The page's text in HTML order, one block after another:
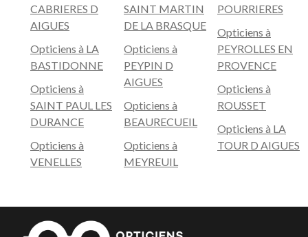
CABRIERES D
AIGUES
Opticiens à LA
BASTIDONNE
Opticiens à
SAINT PAUL LES
DURANCE
Opticiens à
VENELLES
SAINT MARTIN
DE LA BRASQUE
Opticiens à
PEYPIN D
AIGUES
Opticiens à
BEAURECUEIL
Opticiens à
MEYREUIL
POURRIERES
Opticiens à
PEYROLLES EN
PROVENCE
Opticiens à
ROUSSET
Opticiens à LA
TOUR D AIGUES